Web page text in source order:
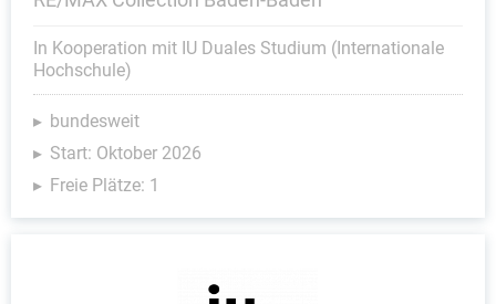
In Kooperation mit IU Duales Studium (Internationale
Hochschule)
bundesweit
Start: Oktober 2026
Freie Plätze: 1